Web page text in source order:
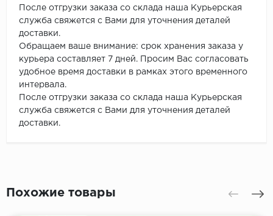
После отгрузки заказа со склада наша Курьерская
служба свяжется с Вами для уточнения деталей
доставки.
Обращаем ваше внимание: срок хранения заказа у
курьера составляет 7 дней. Просим Вас согласовать
удобное время доставки в рамках этого временного
интервала.
После отгрузки заказа со склада наша Курьерская
служба свяжется с Вами для уточнения деталей
доставки.
Похожие товары